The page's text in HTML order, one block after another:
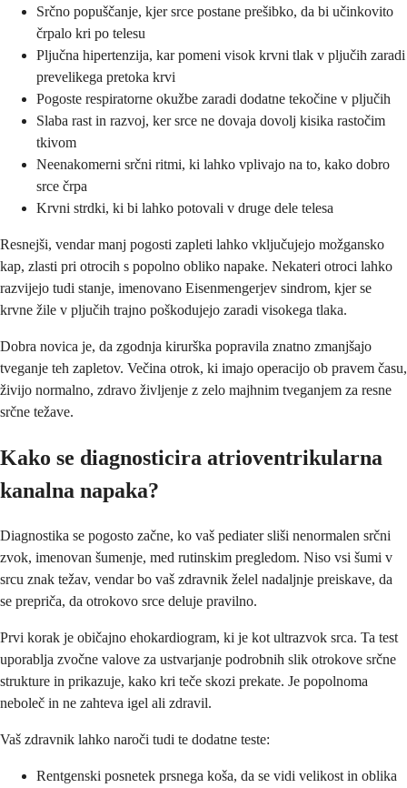
Srčno popuščanje, kjer srce postane prešibko, da bi učinkovito
črpalo kri po telesu
Pljučna hipertenzija, kar pomeni visok krvni tlak v pljučih zaradi
prevelikega pretoka krvi
Pogoste respiratorne okužbe zaradi dodatne tekočine v pljučih
Slaba rast in razvoj, ker srce ne dovaja dovolj kisika rastočim
tkivom
Neenakomerni srčni ritmi, ki lahko vplivajo na to, kako dobro
srce črpa
Krvni strdki, ki bi lahko potovali v druge dele telesa
Resnejši, vendar manj pogosti zapleti lahko vključujejo možgansko
kap, zlasti pri otrocih s popolno obliko napake. Nekateri otroci lahko
razvijejo tudi stanje, imenovano Eisenmengerjev sindrom, kjer se
krvne žile v pljučih trajno poškodujejo zaradi visokega tlaka.
Dobra novica je, da zgodnja kirurška popravila znatno zmanjšajo
tveganje teh zapletov. Večina otrok, ki imajo operacijo ob pravem času,
živijo normalno, zdravo življenje z zelo majhnim tveganjem za resne
srčne težave.
Kako se diagnosticira atrioventrikularna
kanalna napaka?
Diagnostika se pogosto začne, ko vaš pediater sliši nenormalen srčni
zvok, imenovan šumenje, med rutinskim pregledom. Niso vsi šumi v
srcu znak težav, vendar bo vaš zdravnik želel nadaljnje preiskave, da
se prepriča, da otrokovo srce deluje pravilno.
Prvi korak je običajno ehokardiogram, ki je kot ultrazvok srca. Ta test
uporablja zvočne valove za ustvarjanje podrobnih slik otrokove srčne
strukture in prikazuje, kako kri teče skozi prekate. Je popolnoma
neboleč in ne zahteva igel ali zdravil.
Vaš zdravnik lahko naroči tudi te dodatne teste:
Rentgenski posnetek prsnega koša, da se vidi velikost in oblika